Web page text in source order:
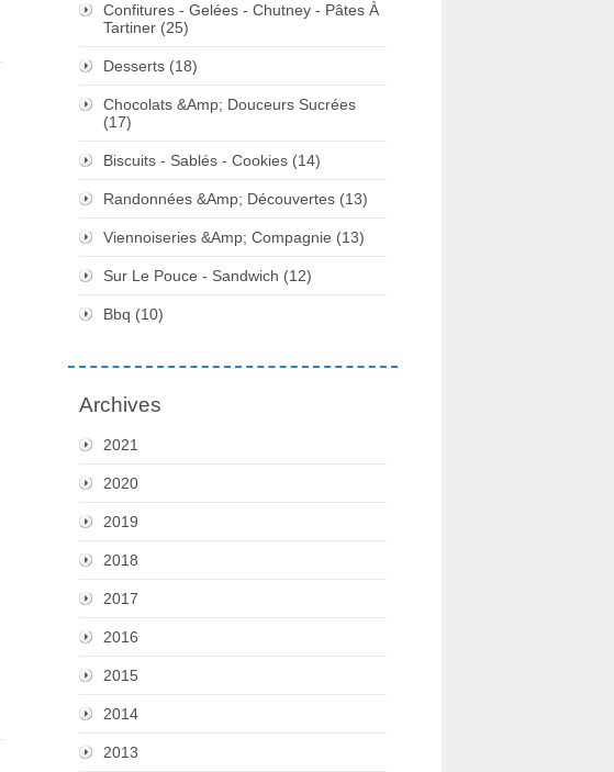
Confitures - Gelées - Chutney - Pâtes À
Tartiner (25)
Desserts (18)
Chocolats &Amp; Douceurs Sucrées
(17)
Biscuits - Sablés - Cookies (14)
Randonnées &Amp; Découvertes (13)
Viennoiseries &Amp; Compagnie (13)
Sur Le Pouce - Sandwich (12)
Bbq (10)
Archives
2021
2020
2019
2018
2017
2016
2015
2014
2013